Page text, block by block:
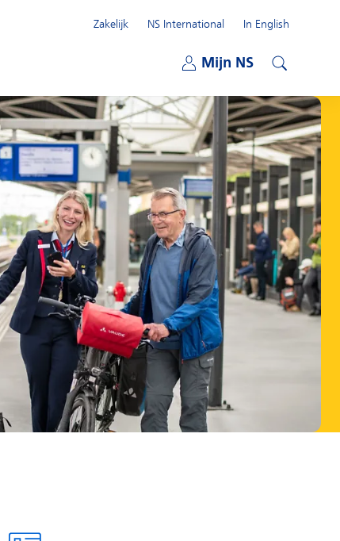
Mijn NS
Zakelijk
NS International
In English